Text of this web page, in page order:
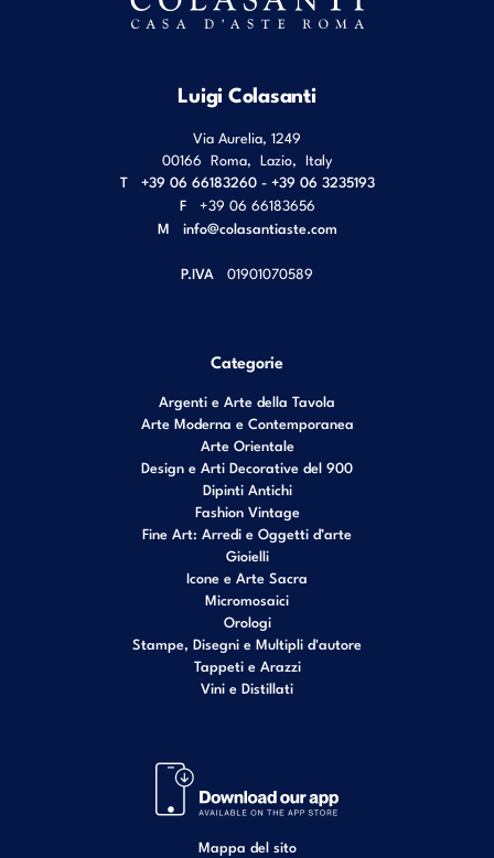
Luigi Colasanti
Via Aurelia, 1249
00166 Roma Lazio Italy
T
+39 06 66183260 - +39 06 3235193
F
+39 06 66183656
M info@colasantiaste.com
P.IVA 01901070589
Categorie
Argenti e Arte della Tavola
Arte Moderna e Contemporanea
Arte Orientale
Design e Arti Decorative del 900
Dipinti Antichi
Fashion Vintage
Fine Art: Arredi e Oggetti d’arte
Gioielli
Icone e Arte Sacra
Micromosaici
Orologi
Stampe, Disegni e Multipli d'autore
Tappeti e Arazzi
Vini e Distillati
Mappa del sito